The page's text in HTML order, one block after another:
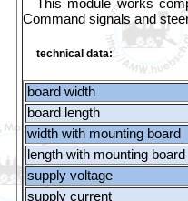
This module works
Command signals and
technical data:
board width
board length
width with mounting board
length with mounting board
supply voltage
supply current